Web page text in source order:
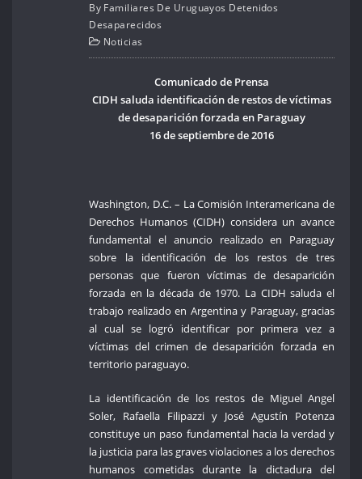
By Familiares De Uruguayos Detenidos
Desaparecidos
Noticias
Comunicado de Prensa
CIDH saluda identificación de restos de víctimas
de desaparición forzada en Paraguay
16 de septiembre de 2016
Washington, D.C. – La Comisión Interamericana de
Derechos Humanos (CIDH) considera un avance
fundamental el anuncio realizado en Paraguay
sobre la identificación de los restos de tres
personas que fueron víctimas de desaparición
forzada en la década de 1970. La CIDH saluda el
trabajo realizado en Argentina y Paraguay, gracias
al cual se logró identificar por primera vez a
víctimas del crimen de desaparición forzada en
territorio paraguayo.
La identificación de los restos de Miguel Angel
Soler, Rafaella Filipazzi y José Agustín Potenza
constituye un paso fundamental hacia la verdad y
la justicia para las graves violaciones a los derechos
humanos cometidas durante la dictadura del